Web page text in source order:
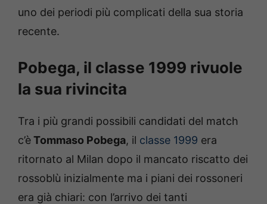
uno dei periodi più complicati della sua storia
recente.
Pobega, il classe 1999 rivuole
la sua rivincita
Tra i più grandi possibili candidati del match
c’èTommaso Pobega, il classe 1999 era
ritornato al Milan dopo il mancato riscatto dei
rossoblù inizialmente ma i piani dei rossoneri
era già chiari: con l’arrivo dei tanti